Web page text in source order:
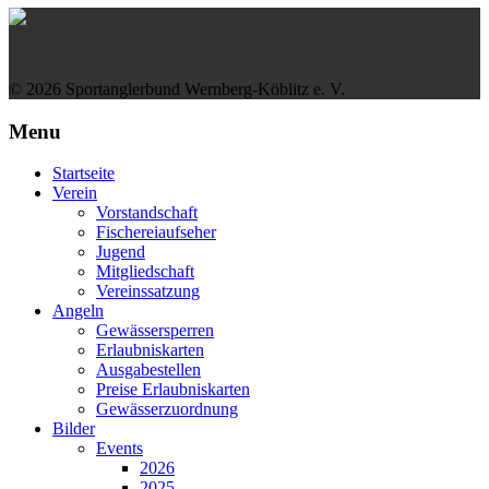
© 2026 Sportanglerbund Wernberg-Köblitz e. V.
Menu
Startseite
Verein
Vorstandschaft
Fischereiaufseher
Jugend
Mitgliedschaft
Vereinssatzung
Angeln
Gewässersperren
Erlaubniskarten
Ausgabestellen
Preise Erlaubniskarten
Gewässerzuordnung
Bilder
Events
2026